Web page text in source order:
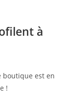
à
boutique est en
!